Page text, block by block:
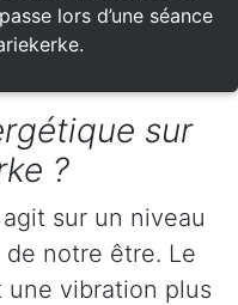
lors d’une séance
sur
?
sur un niveau
notre être. Le
une vibration plus